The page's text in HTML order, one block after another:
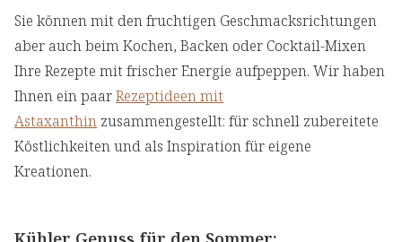
Sie können mit den fruchtigen Geschmacksrichtungen
aber auch beim Kochen, Backen oder Cocktail-Mixen
Ihre Rezepte mit frischer Energie aufpeppen. Wir haben
Ihnen ein paarRezeptideen mit
Astaxanthin zusammengestellt: für schnell zubereitete
Köstlichkeiten und als Inspiration für eigene
Kreationen.